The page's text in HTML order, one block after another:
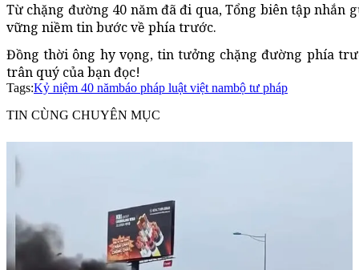
Từ chặng đường 40 năm đã đi qua, Tổng biên tập
vững niềm tin bước về phía trước.
Đồng thời ông hy vọng, tin tưởng chặng đường phía
trân quý của bạn đọc!
Tags:Kỷ niệm 40 nămbáo pháp luật việt nambộ tư pháp
TIN CÙNG CHUYÊN MỤC